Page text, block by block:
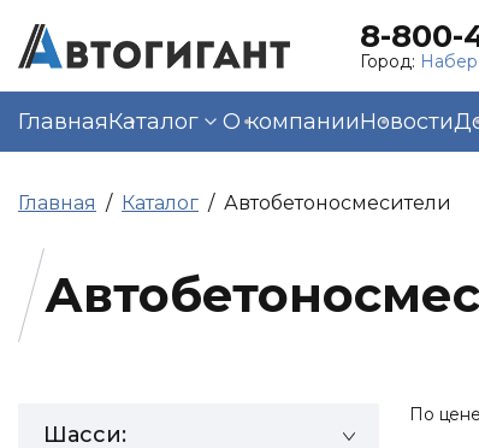
8-800-
Город:
ГлавнаяКаталог О компанииНовости
Главная Каталог Автобетоносмесители
Шасси:
По цене